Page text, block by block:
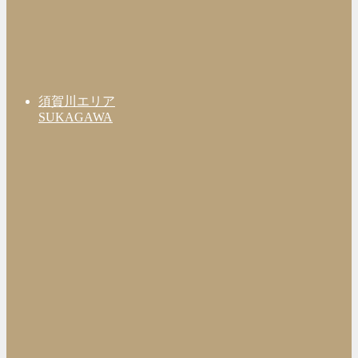
須賀川エリア
SUKAGAWA